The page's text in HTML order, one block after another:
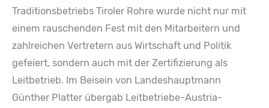
Traditionsbetriebs Tiroler Rohre wurde nicht nur mit
einem rauschenden Fest mit den Mitarbeitern und
zahlreichen Vertretern aus Wirtschaft und Politik
gefeiert, sondern auch mit der Zertifizierung als
Leitbetrieb. Im Beisein von Landeshauptmann
Günther Platter übergab Leitbetriebe-Austria-